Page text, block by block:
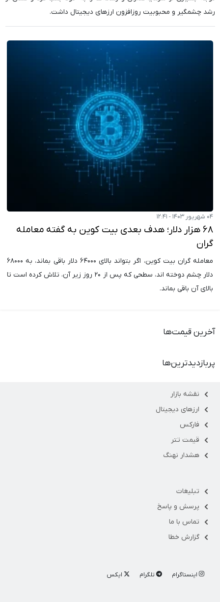
رشد چشمگیر و محبوبیت روزافزون ارزهای دیجیتال داشت.
۰۴ شهریور ۱۴۰۳ - ۱۲:۴۱
۶۸ هزار دلار؛ هدف بعدی بیت کوین به گفته معامله
گران
معامله گران بیت کوین، اگر بتواند بالای ۶۴۰۰۰ دلار باقی بماند، به ۶۸۰۰۰
دلار چشم دوخته اند، سطحی که پس از ۲۰ روز زیر آن، تلاش کرده است تا
بالای آن باقی بماند.
آخرین قیمت‌ها
پربازدیدترین‌ها
نقشه بازار
ارزهای دیجیتال
فارکس
قیمت تتر
هشدار نهنگ
تبلیغات
پرسش و پاسخ
تماس با ما
گزارش خطا
اینستاگرام تلگرام ایکس